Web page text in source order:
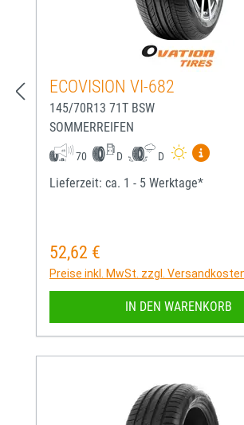
ECOVISION VI-682
145/70R13 71T BSW
SOMMERREIFEN
70 D D
Mehr
Lieferzeit: ca. 1 - 5 Werktage*
Regulärer Preis:
52,62 €
Preise inkl. MwSt. zzgl.
IN DEN WARENKORB